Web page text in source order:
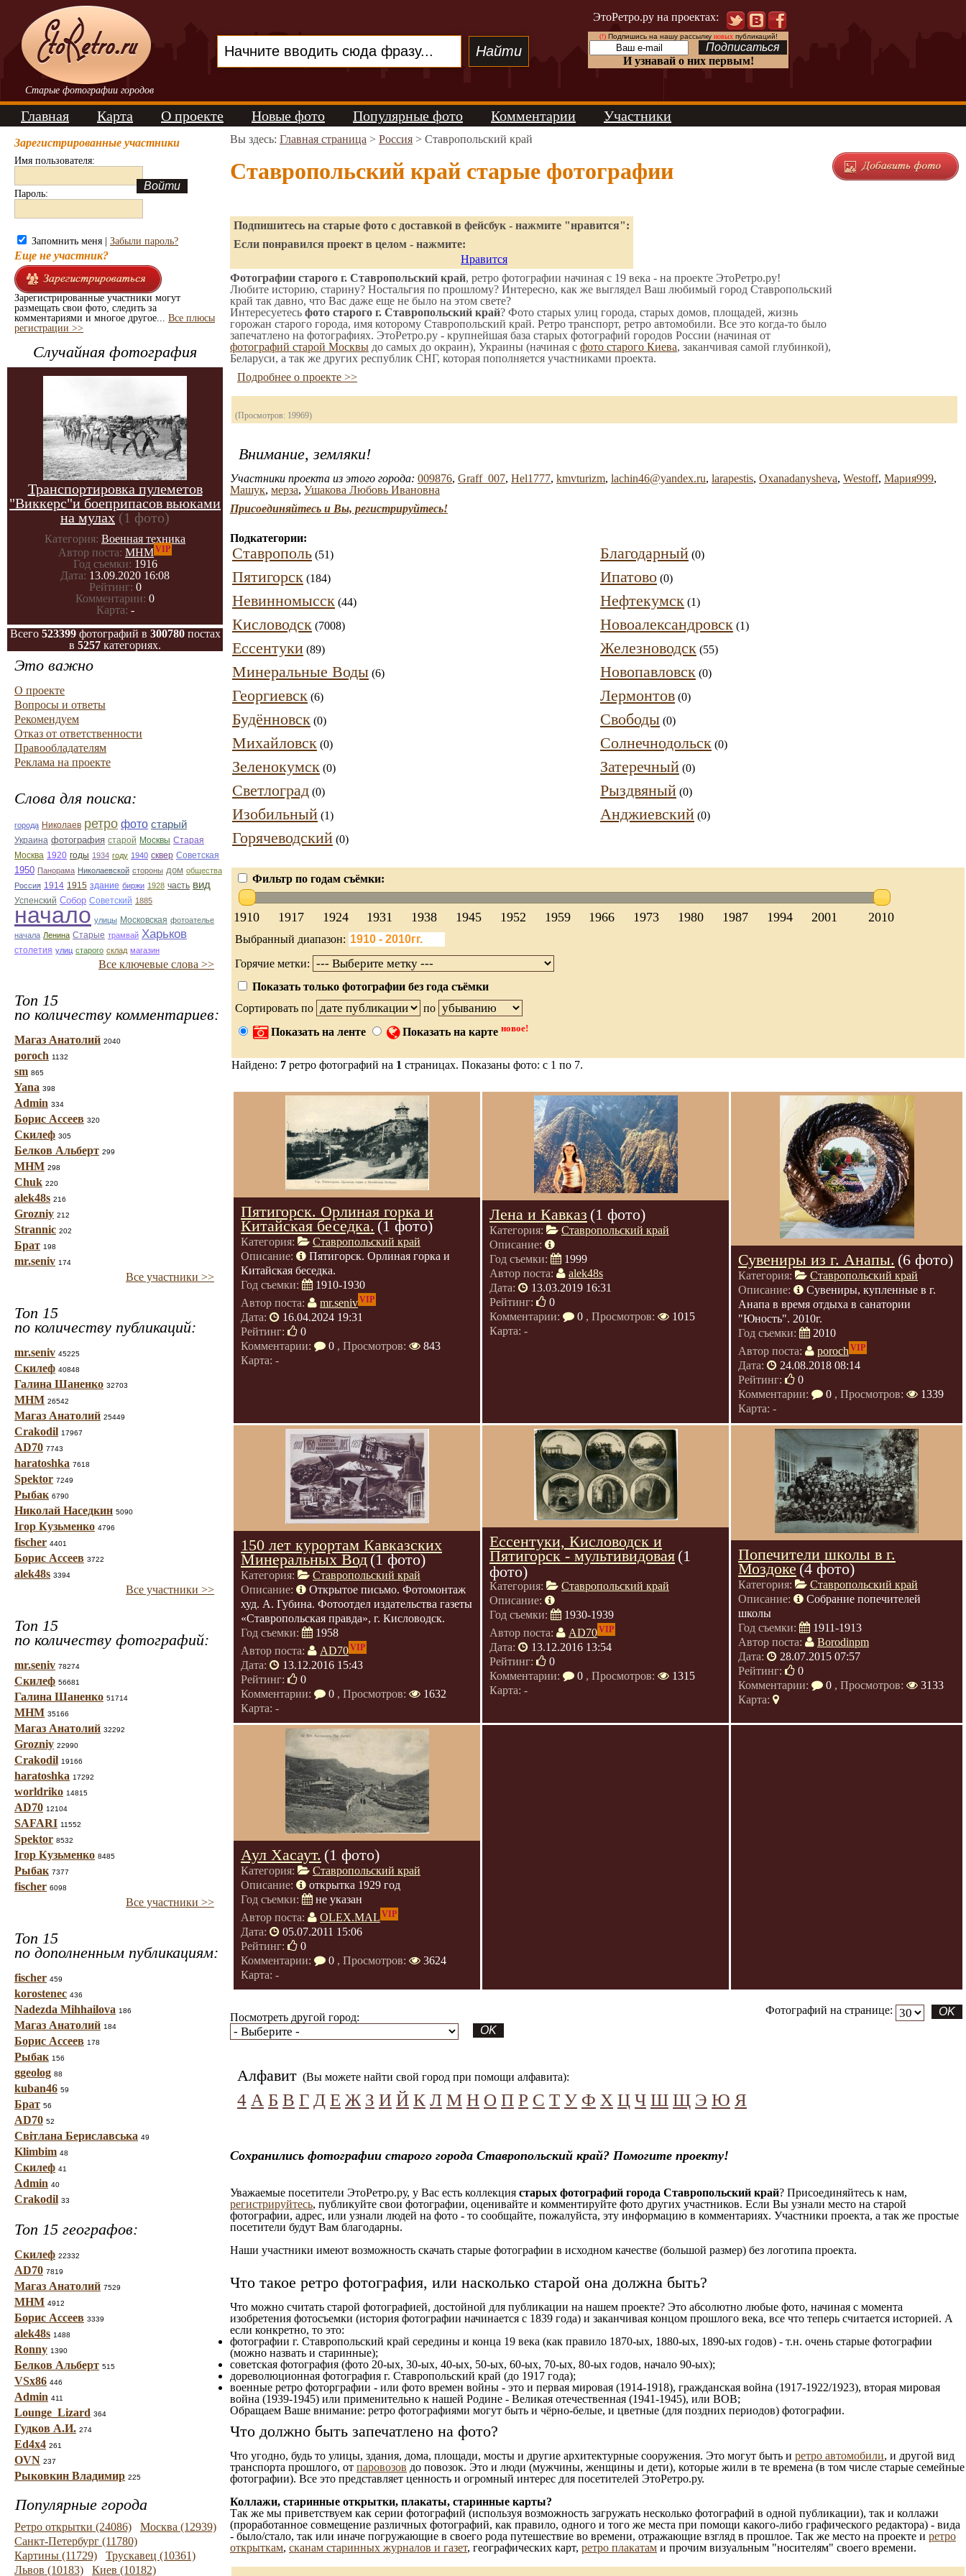
Старые фотографии городов
ЭтоРетро.ру на проектах:
(!)Подпишись на нашу рассылку новыхпубликаций!
И узнавай о них первым!
Главная Карта О проекте Новые фото Популярные фото Комментарии Участники
Зарегистрированные участники
Имя пользователя:
Пароль:
Запомнить меня | Забыли пароль?
Еще не участник?
Зарегистрированные участники могут
размещать свои фото, следить за
комментариями и многое другое... Все плюсы
регистрации >>
Случайная фотография
Транспортировка пулеметов
"Виккерс"и боеприпасов вьюками
на мулах (1 фото)
Категория: Военная техника
Автор поста: МНМVIP
Год съемки: 1916
Дата: 13.09.2020 16:08
Рейтинг: 0
Комментарии: 0
Карта: -
Всего 523399фотографий в 300780постах
в 5257 категориях.
Это важно
О проекте
Вопросы и ответы
Рекомендуем
Отказ от ответственности
Правообладателям
Реклама на проекте
Слова для поиска:
города Николаев ретро фото старый
Украина фотография старой Москвы Старая
Москва 1920 годы 1934 году 1940 сквер Советская
1950 Панорама Николаевской стороны дом общества
Россия 1914 1915 здание биржи 1928 часть вид
Успенский Собор Советский 1885
начало улицы Московская фотоателье
начала Ленина Старые трамвай Харьков
столетия улиц старого склад магазин
Все ключевые слова >>
Топ 15
по количеству комментариев:
Магаз Анатолий 2040
poroch 1132
sm 865
Yana 398
Admin 334
Борис Ассеев 320
Скилеф 305
Белков Альберт 299
МНМ 298
Chuk 220
alek48s 216
Grozniy 212
Strannic 202
Брат 198
mr.seniv 174
Все участники >>
Топ 15
по количеству публикаций:
mr.seniv 45225
Скилеф 40848
Галина Шаненко 32703
МНМ 26542
Магаз Анатолий 25449
Crakodil 17967
AD70 7743
haratoshka 7618
Spektor 7249
Рыбак 6790
Николай Наседкин 5090
Ігор Кузьменко 4796
fischer 4401
Борис Ассеев 3722
alek48s 3394
Все участники >>
Топ 15
по количеству фотографий:
mr.seniv 78274
Скилеф 56681
Галина Шаненко 51714
МНМ 35166
Магаз Анатолий 32292
Grozniy 22990
Crakodil 19166
haratoshka 17292
worldriko 14815
AD70 12104
SAFARI 11552
Spektor 8532
Ігор Кузьменко 8485
Рыбак 7377
fischer 6098
Все участники >>
Топ 15
по дополненным публикациям:
fischer 459
korostenec 436
Nadezda Mihhailova 186
Магаз Анатолий 184
Борис Ассеев 178
Рыбак 156
ggeolog 88
kuban46 59
Брат 56
AD70 52
Світлана Бериславська 49
Klimbim 48
Скилеф 41
Admin 40
Crakodil 33
Топ 15 географов:
Скилеф 22332
AD70 7819
Магаз Анатолий 7529
МНМ 4912
Борис Ассеев 3339
alek48s 1488
Ronny 1390
Белков Альберт 515
VSx86 446
Admin 411
Lounge_Lizard 364
Гудков А.И. 274
Ed4x4 261
OVN 237
Рыковкин Владимир 225
Популярные города
Ретро открытки (24086)
Москва (12939)
Санкт-Петербург (11780)
Картины (11729)
Трускавец (10361)
Львов (10183)
Киев (10182)
Вы здесь: Главная страница > Россия > Ставропольский край
Ставропольский край старые фотографии
Подпишитесь на старые фото с доставкой в фейсбук - нажмите "нравится":
Если понравился проект в целом - нажмите:
Нравится
Фотографии старого г. Ставропольский край, ретро фотографии начиная с 19 века - на проекте ЭтоРетро.ру!
Любите историю, старину? Ностальгия по прошлому? Интересно, как же выглядел Ваш любимый город Ставропольский
край так давно, что Вас даже еще не было на этом свете?
Интересуетесь фото старого г. Ставропольский край? Фото старых улиц города, старых домов, площадей, жизнь
горожан старого города, имя которому Ставропольский край. Ретро транспорт, ретро автомобили. Все это когда-то было
запечатлено на фотографиях. ЭтоРетро.ру - крупнейшая база старых фотографий городов России (начиная от
фотографий старой Москвы до самых до окраин), Украины (начиная с фото старого Киева, заканчивая самой глубинкой),
Беларуси, а так же других республик СНГ, которая пополняется участниками проекта.
Подробнее о проекте >>
(Просмотров: 19969)
Внимание, земляки!
Участники проекта из этого города: 009876, Graff_007, Hel1777, kmvturizm, lachin46@yandex.ru, larapestis, Oxanadanysheva, Westoff, Мария999,
Машук, мерза, Ушакова Любовь Ивановна
Присоединяйтесь и Вы, регистрируйтесь!
Подкатегории:
Ставрополь (51)
Пятигорск (184)
Невинномысск (44)
Кисловодск (7008)
Ессентуки (89)
Минеральные Воды (6)
Георгиевск (6)
Будённовск (0)
Михайловск (0)
Зеленокумск (0)
Светлоград (0)
Изобильный (1)
Горячеводский (0)
Благодарный (0)
Ипатово (0)
Нефтекумск (1)
Новоалександровск (1)
Железноводск (55)
Новопавловск (0)
Лермонтов (0)
Свободы (0)
Солнечнодольск (0)
Затеречный (0)
Рыздвяный (0)
Анджиевский (0)
Фильтр по годам съёмки:
1910 1917 1924 1931 1938 1945 1952 1959 1966 1973 1980 1987 1994 2001 2010
Выбранный диапазон:
Горячие метки:
Показать только фотографии без года съёмки
Сортировать по
по
Показать на ленте
Показать на карте новое!
Найдено: 7 ретро фотографий на 1 страницах. Показаны фото: с 1 по 7.
Пятигорск. Орлиная горка и
Китайская беседка.(1 фото)
Категория:
Ставропольский край
Описание:
Пятигорск. Орлиная горка и
Китайская беседка.
Год съемки:
1910-1930
Автор поста:
mr.senivVIP
Дата:
16.04.2024 19:31
Рейтинг:
0
Комментарии:
0 , Просмотров:
843
Карта: -
Лена и Кавказ (1 фото)
Категория:
Ставропольский край
Описание:
Год съемки:
1999
Автор поста:
alek48s
Дата:
13.03.2019 16:31
Рейтинг:
0
Комментарии:
0 , Просмотров:
1015
Карта: -
Сувениры из г. Анапы. (6 фото)
Категория:
Ставропольский край
Описание:
Сувениры, купленные в г.
Анапа в время отдыха в санатории
"Юность". 2010г.
Год съемки:
2010
Автор поста:
poroch VIP
Дата:
24.08.2018 08:14
Рейтинг:
0
Комментарии:
0 , Просмотров:
1339
Карта: -
150 лет курортам Кавказских
Минеральных Вод(1 фото)
Категория:
Ставропольский край
Описание:
Открытое письмо. Фотомонтаж
худ. А. Губина. Фотоотдел издательства газеты
«Ставропольская правда», г. Кисловодск.
Год съемки:
1958
Автор поста:
AD70VIP
Дата:
13.12.2016 15:43
Рейтинг:
0
Комментарии:
0 , Просмотров:
1632
Карта: -
Ессентуки, Кисловодск и
Пятигорск - мультивидовая (1
фото)
Категория:
Ставропольский край
Описание:
Год съемки:
1930-1939
Автор поста:
AD70VIP
Дата:
13.12.2016 13:54
Рейтинг:
0
Комментарии:
0 , Просмотров:
1315
Карта: -
Попечители школы в г.
Моздоке(4 фото)
Категория:
Ставропольский край
Описание:
Собрание попечителей
школы
Год съемки:
1911-1913
Автор поста:
Borodinpm
Дата:
28.07.2015 07:57
Рейтинг:
0
Комментарии:
0 , Просмотров:
3133
Карта:
Аул Хасаут. (1 фото)
Категория:
Ставропольский край
Описание:
открытка 1929 год
Год съемки:
не указан
Автор поста:
OLEX.MAL VIP
Дата:
05.07.2011 15:06
Рейтинг:
0
Комментарии:
0 , Просмотров:
3624
Карта: -
Посмотреть другой город:
Фотографий на странице:
Алфавит (Вы можете найти свой город при помощи алфавита):
4 А Б В Г Д Е Ж З И Й К Л М Н О П Р С Т У Ф Х Ц Ч Ш Щ Э Ю Я
Сохранились фотографии старого города Ставропольский край? Помогите проекту!
Уважаемые посетители ЭтоРетро.ру, у Вас есть коллекция старых фотографий города Ставропольский край? Присоединяйтесь к нам,
регистрируйтесь, публикуйте свои фотографии, оценивайте и комментируйте фото других участников. Если Вы узнали место на старой
фотографии, адрес, или узнали людей на фото - то сообщайте, пожалуйста, эту информацию в комментариях. Участники проекта, а так же простые
посетители будут Вам благодарны.
Наши участники имеют возможность скачать старые фотографии в исходном качестве (большой размер) без логотипа проекта.
Что такое ретро фотография, или насколько старой она должна быть?
Что можно считать старой фотографией, достойной для публикации на нашем проекте? Это абсолютно любые фото, начиная c момента
изобретения фотосъемки (история фотографии начинается с 1839 года) и заканчивая концом прошлого века, все что теперь считается историей. А
если конкретно, то это:
фотографии г. Ставропольский край середины и конца 19 века (как правило 1870-ых, 1880-ых, 1890-ых годов) - т.н. очень старые фотографии
(можно назвать и старинные);
советская фотография (фото 20-ых, 30-ых, 40-ых, 50-ых, 60-ых, 70-ых, 80-ых годов, начало 90-ых);
дореволюционная фотография г. Ставропольский край (до 1917 года);
военные ретро фоторграфии - или фото времен войны - это и первая мировая (1914-1918), гражданская война (1917-1922/1923), вторая мировая
война (1939-1945) или применительно к нашей Родине - Великая отечественная (1941-1945), или ВОВ;
Обращаем Ваше внимание: ретро фотографиями могут быть и чёрно-белые, и цветные (для поздних периодов) фотографии.
Что должно быть запечатлено на фото?
Что угодно, будь то улицы, здания, дома, площади, мосты и другие архитектурные сооружения. Это могут быть и ретро автомобили, и другой вид
транспорта прошлого, от паровозов до повозок. Это и люди (мужчины, женщины и дети), которые жили в те времена (в том числе старые семейные
фотографии). Все это представляет ценность и огромный интерес для посетителей ЭтоРетро.ру.
Коллажи, старинные открытки, плакаты, старинные карты?
Так же мы приветствуем как серии фотографий (используя возможность загружать несколько фотографий в одной публикации), так и коллажи
(проработанное совмещение различных фотографий, как правило, одного и того же места при помощи какого-либо графического редактора) - вида
- было/стало, так или иначе погружающие в своего рода путешествие во времени, отражающие взгляд в прошлое. Так же место на проекте и ретро
открыткам, сканам старинных журналов и газет, географических карт, ретро плакатам и прочим визуальным "носителям" своего времени.